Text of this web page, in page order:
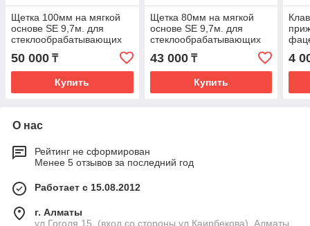
Щетка 100мм на мягкой
основе SE 9,7м. для
стеклообрабатывающих
50 000 ₸
Купить
Щетка 80мм на мягкой
основе SE 9,7м. для
стеклообрабатывающих
43 000₸
Купить
4
О нас
Рейтинг не сформирован
Менее 5 отзывов за последний год
Работает с 15.08.2012
г. Алматы
ул.Гоголя 15, (вход со стороны ул.Каирбекова), Алматы,